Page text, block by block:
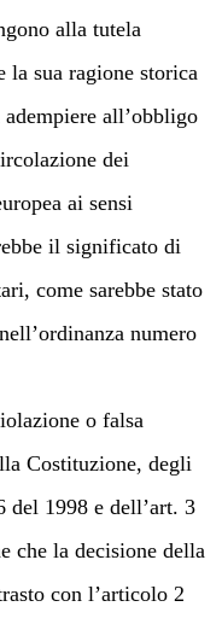
alla tutela
la sua ragione storica
all’obbligo
dei
ai sensi
il significato di
come sarebbe stato
numero
o falsa
Costituzione, degli
1998 e dell’art. 3
che la decisione della
con l’articolo 2